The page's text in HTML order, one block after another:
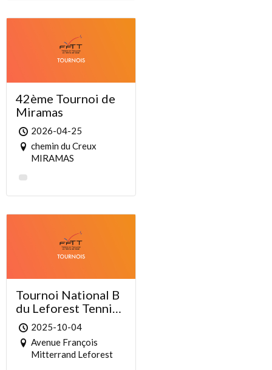
42ème Tournoi de
Miramas
2026-04-25
chemin du Creux
MIRAMAS
Tournoi National B
du Leforest Tennis
de Table 2025
2025-10-04
Avenue François
Mitterrand Leforest